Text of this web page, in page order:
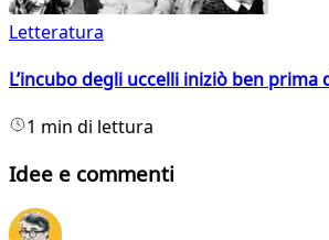
Letteratura
L’incubo degli uccelli iniziò ben prima
1 min di lettura
Idee e commenti